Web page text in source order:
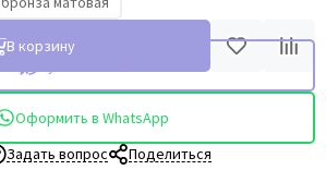
В корзину
Оформить в WhatsApp
Задать вопрос Поделиться